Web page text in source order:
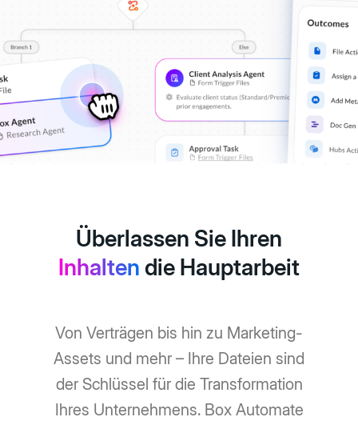
Überlassen Sie Ihren
Inhalten die Hauptarbeit
Von Verträgen bis hin zu Marketing-
Assets und mehr – Ihre Dateien sind
der Schlüssel für die Transformation
Ihres Unternehmens. Box Automate